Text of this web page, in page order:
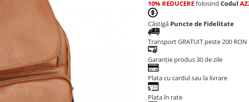
10% REDUCEREfolosind Codul
Câștigă Puncte de Fidelitate
Transport GRATUIT peste 200 RON
Garanție produs 30 de zile
Plata cu cardul sau la livrare
Plata în rate